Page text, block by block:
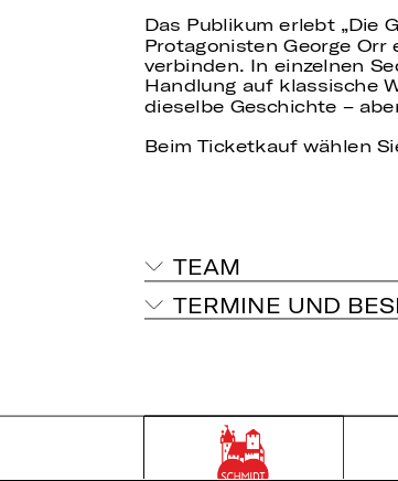
Das Publikum erlebt „Die
Protagonisten George
verbinden. In einzelnen
Handlung auf klassische
dieselbe Geschichte –
Beim Ticketkauf wählen
TEAM
TERMINE UND